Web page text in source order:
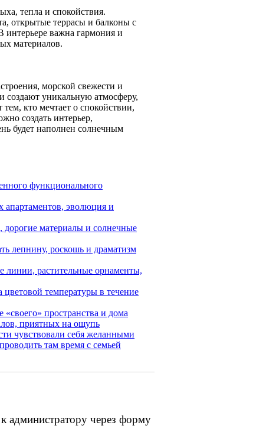
тепла и спокойствия.
открытые террасы и балконы с
интерьере важна гармония и
материалов.
морской свежести и
создают уникальную атмосферу,
кто мечтает о спокойствии,
создать интерьер,
будет наполнен солнечным
функционального
эволюция и
материалы и солнечные
лепнину, роскошь и драматизм
растительные орнаменты,
температуры в течение
пространства и дома
приятных на ощупь
чувствовали себя желанными
там время с семьей
администратору через форму